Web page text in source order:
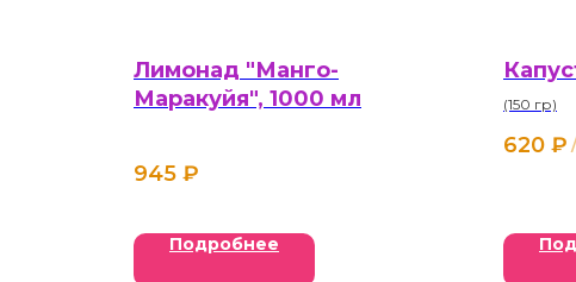
Лимонад "Манго-
Маракуйя", 1000 мл
945 ₽
Подробнее
(150 гр)
620 ₽ /